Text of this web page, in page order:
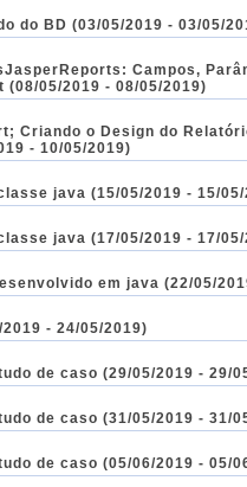
do BD (03/05/2019 - 03/05/
Campos,
05/2019 - 08/05/2019)
Criando o Design do
- 10/05/2019)
java (15/05/2019 - 15/
java (17/05/2019 - 17/
em java (22/05/
- 24/05/2019)
de caso (29/05/2019 - 29/
de caso (31/05/2019 - 31/
de caso (05/06/2019 - 05/